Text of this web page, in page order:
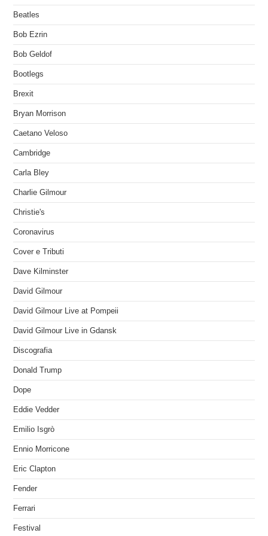
Beatles
Bob Ezrin
Bob Geldof
Bootlegs
Brexit
Bryan Morrison
Caetano Veloso
Cambridge
Carla Bley
Charlie Gilmour
Christie's
Coronavirus
Cover e Tributi
Dave Kilminster
David Gilmour
David Gilmour Live at Pompeii
David Gilmour Live in Gdansk
Discografia
Donald Trump
Dope
Eddie Vedder
Emilio Isgrò
Ennio Morricone
Eric Clapton
Fender
Ferrari
Festival